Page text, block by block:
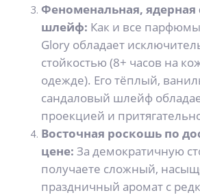
Феноменальная, ядерная
шлейф: Как и все
Glory обладает
стойкостью (8+ часов на
одежде). Его тёплый,
сандаловый шлейф
проекцией и
Восточная роскошь по
цене: За демократичную
получаете сложный,
праздничный аромат с